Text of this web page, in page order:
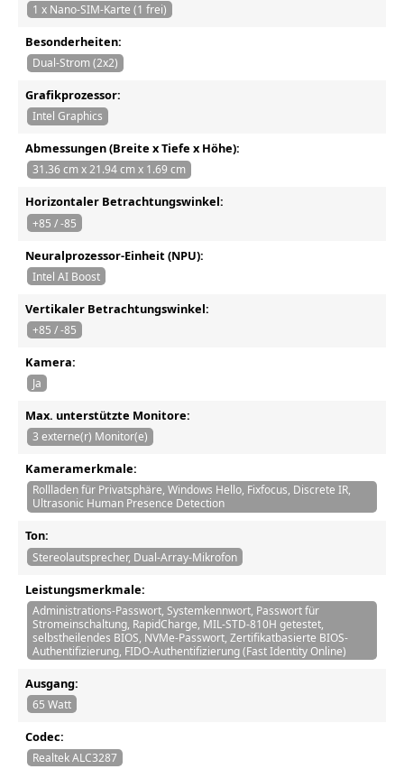
1 x Nano-SIM-Karte (1 frei)
Besonderheiten:
Dual-Strom (2x2)
Grafikprozessor:
Intel Graphics
Abmessungen (Breite x Tiefe x Höhe):
31.36 cm x 21.94 cm x 1.69 cm
Horizontaler Betrachtungswinkel:
+85 / -85
Neuralprozessor-Einheit (NPU):
Intel AI Boost
Vertikaler Betrachtungswinkel:
+85 / -85
Kamera:
Ja
Max. unterstützte Monitore:
3 externe(r) Monitor(e)
Kameramerkmale:
Rollladen für Privatsphäre, Windows Hello, Fixfocus, Discrete IR,
Ultrasonic Human Presence Detection
Ton:
Stereolautsprecher, Dual-Array-Mikrofon
Leistungsmerkmale:
Administrations-Passwort, Systemkennwort, Passwort für
Stromeinschaltung, RapidCharge, MIL-STD-810H getestet,
selbstheilendes BIOS, NVMe-Passwort, Zertifikatbasierte BIOS-
Authentifizierung, FIDO-Authentifizierung (Fast Identity Online)
Ausgang:
65 Watt
Codec:
Realtek ALC3287